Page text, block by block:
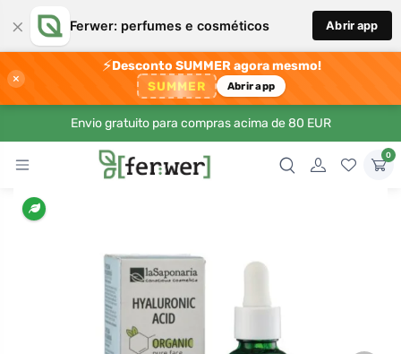
× Ferwer: perfumes e cosméticos Abrir app
×
⚡Desconto SUMMER agora mesmo!
SUMMER Abrir app
Envio gratuito para compras acima de 80 EUR
0